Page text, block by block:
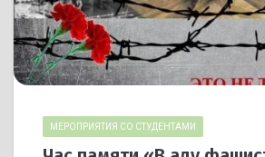
МЕРОПРИЯТИЯ СО СТУДЕНТАМИ